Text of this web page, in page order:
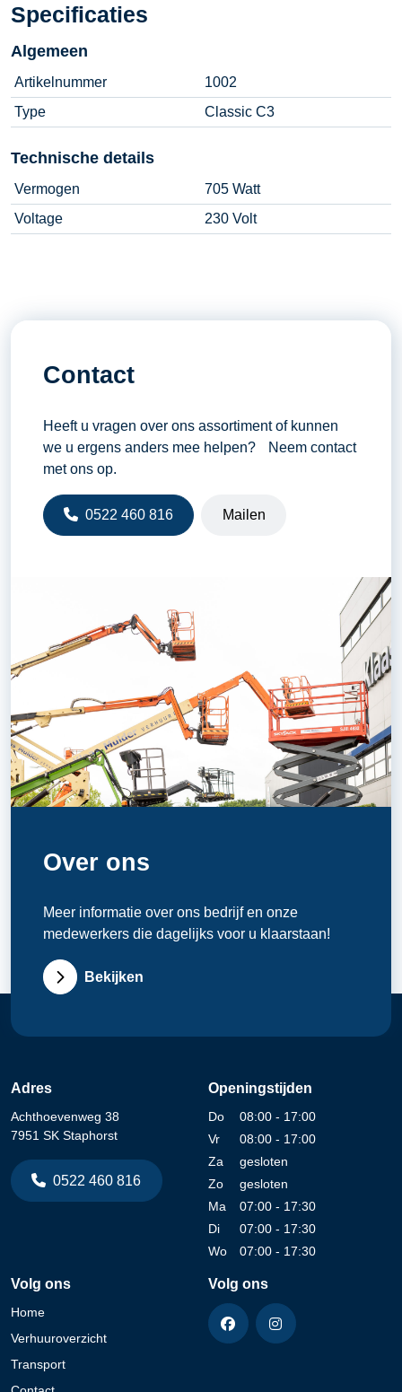
Specificaties
Algemeen
Artikelnummer
1002
Type
Classic C3
Technische details
Vermogen
705 Watt
Voltage
230 Volt
Contact
Heeft u vragen over ons assortiment of kunnen
we u ergens anders mee helpen? Neem contact
met ons op.
0522 460 816 Mailen
Over ons
Meer informatie over ons bedrijf en onze
medewerkers die dagelijks voor u klaarstaan!
Bekijken
Adres
Achthoevenweg 38
7951 SK Staphorst
0522 460 816
Openingstijden
Do
08:00 - 17:00
Vr
08:00 - 17:00
Za
gesloten
Zo
gesloten
Ma
07:00 - 17:30
Di
07:00 - 17:30
Wo
07:00 - 17:30
Volg ons
Home
Verhuuroverzicht
Transport
Volg ons